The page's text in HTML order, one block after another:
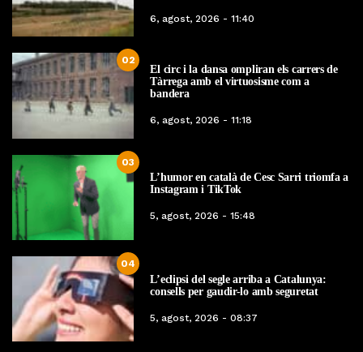
6, agost, 2026 - 11:40
02
El circ i la dansa ompliran els carrers de
Tàrrega amb el virtuosisme com a
bandera
6, agost, 2026 - 11:18
03
L’humor en català de Cesc Sarri triomfa a
Instagram i TikTok
5, agost, 2026 - 15:48
04
L’eclipsi del segle arriba a Catalunya:
consells per gaudir-lo amb seguretat
5, agost, 2026 - 08:37